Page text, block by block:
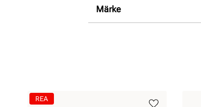
:Mocka skinn
Märke
REA